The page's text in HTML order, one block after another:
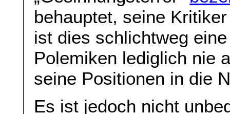
behauptet, seine
ist dies schlichtweg
Polemiken lediglich nie
seine Positionen in die
Es ist jedoch nicht